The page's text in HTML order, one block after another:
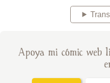
Apoya mi cómic web